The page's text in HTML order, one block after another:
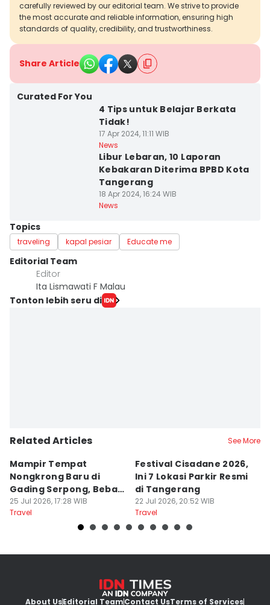
carefully reviewed by our editorial team. We strive to provide
the most accurate and reliable information, ensuring high
standards of quality, credibility, and trustworthiness.
Share Article
Curated For You
4 Tips untuk Belajar Berkata
Tidak!
17 Apr 2024, 11:11 WIB
News
Libur Lebaran, 10 Laporan
Kebakaran Diterima BPBD Kota
Tangerang
18 Apr 2024, 16:24 WIB
News
Topics
traveling kapal pesiar Educate me
Editorial Team
Editor
Ita Lismawati F Malau
Tonton lebih seru di
Related Articles See More
Mampir Tempat
Nongkrong Baru di
Gading Serpong, Bebas
Bayar Parkir
25 Jul 2026, 17:28 WIB
Travel
Festival Cisadane 2026,
Ini 7 Lokasi Parkir Resmi
di Tangerang
22 Jul 2026, 20:52 WIB
Travel
About UsEditorial TeamContact UsTerms of Services